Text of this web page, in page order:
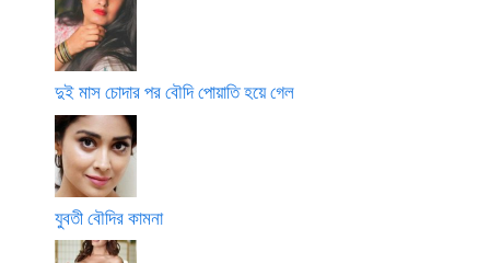
দুই মাস চোদার পর বৌদি পোয়াতি হয়ে গেল
যুবতী বৌদির কামনা